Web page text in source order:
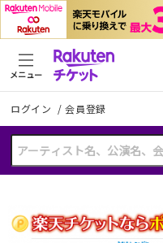
ログイン /会員登録
メニュー